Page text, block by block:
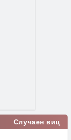
Случаен виц